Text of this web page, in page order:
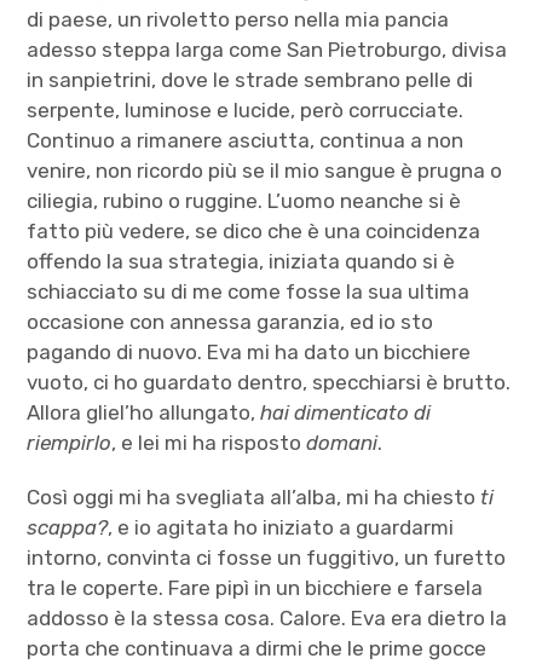
di paese, un rivoletto perso nella mia pancia
adesso steppa larga come San Pietroburgo, divisa
in sanpietrini, dove le strade sembrano pelle di
serpente, luminose e lucide, però corrucciate.
Continuo a rimanere asciutta, continua a non
venire, non ricordo più se il mio sangue è prugna o
ciliegia, rubino o ruggine. L’uomo neanche si è
fatto più vedere, se dico che è una coincidenza
offendo la sua strategia, iniziata quando si è
schiacciato su di me come fosse la sua ultima
occasione con annessa garanzia, ed io sto
pagando di nuovo. Eva mi ha dato un bicchiere
vuoto, ci ho guardato dentro, specchiarsi è brutto.
Allora gliel’ho allungato,hai dimenticato di
riempirlo, e lei mi ha risposto domani.
Così oggi mi ha svegliata all’alba, mi ha chiesto ti
scappa?, e io agitata ho iniziato a guardarmi
intorno, convinta ci fosse un fuggitivo, un furetto
tra le coperte. Fare pipì in un bicchiere e farsela
addosso è la stessa cosa. Calore. Eva era dietro la
porta che continuava a dirmi che le prime gocce